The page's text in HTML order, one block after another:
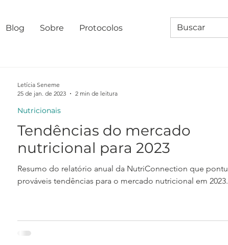
Blog Sobre Protocolos
Tendências do mercado
nutricional para 2023
Resumo do relatório anual da NutriConnection que pontua as
prováveis tendências para o mercado nutricional em 2023.
Nutricionais
Letícia Seneme
25 de jan. de 2023
2 min de leitura